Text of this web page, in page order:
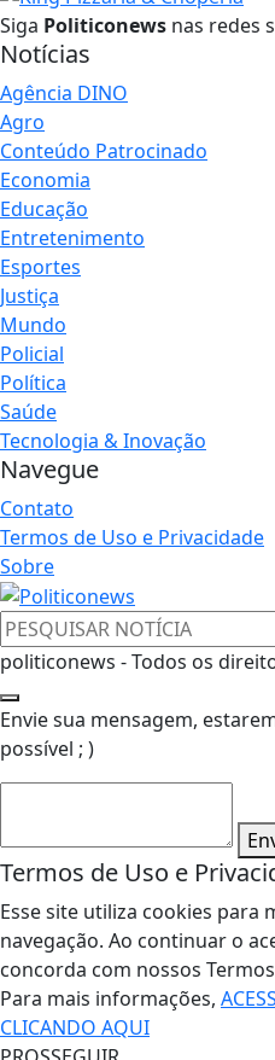
Siga Politiconews nas redes
Notícias
Agência DINO
Agro
Conteúdo Patrocinado
Economia
Educação
Entretenimento
Esportes
Justiça
Mundo
Policial
Política
Saúde
Tecnologia & Inovação
Navegue
Contato
Termos de Uso e Privacidade
Sobre
politiconews - Todos os
Envie sua mensagem,
possível ; )
Termos de Uso e
Esse site utiliza cookies para
navegação. Ao continuar o
concorda com nossos
Para mais informações,
CLICANDO AQUI